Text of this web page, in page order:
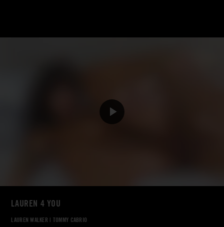
LAUREN 4 YOU
LAUREN WALKER | TOMMY CABRIO